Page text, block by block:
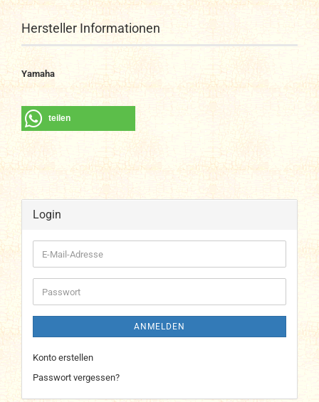
Hersteller Informationen
Yamaha
teilen
Login
E-
Mail-
Adresse
Passwort
ANMELDEN
Konto erstellen
Passwort vergessen?